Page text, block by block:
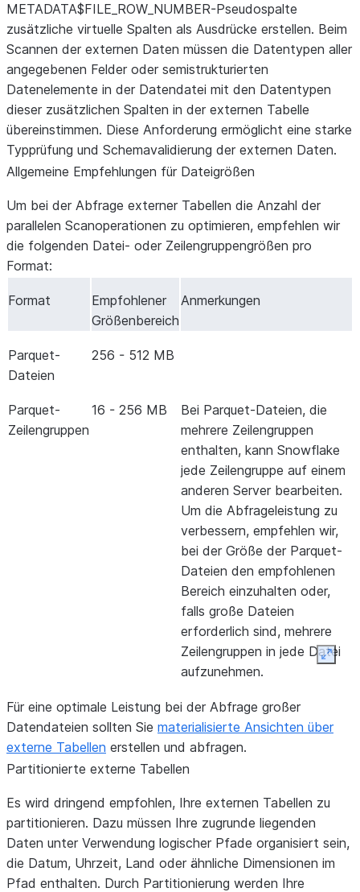
METADATA$FILE_ROW_NUMBER-Pseudospalte
zusätzliche virtuelle Spalten als Ausdrücke erstellen. Beim
Scannen der externen Daten müssen die Datentypen aller
angegebenen Felder oder semistrukturierten
Datenelemente in der Datendatei mit den Datentypen
dieser zusätzlichen Spalten in der externen Tabelle
übereinstimmen. Diese Anforderung ermöglicht eine starke
Typprüfung und Schemavalidierung der externen Daten.
Allgemeine Empfehlungen für Dateigrößen
Um bei der Abfrage externer Tabellen die Anzahl der
parallelen Scanoperationen zu optimieren, empfehlen wir
die folgenden Datei- oder Zeilengruppengrößen pro
Format:
Format
Empfohlener
Größenbereich
Anmerkungen
Parquet-
Dateien
256 - 512 MB
Parquet-
Zeilengruppen
16 - 256 MB
Bei Parquet-Dateien, die
mehrere Zeilengruppen
enthalten, kann Snowflake
jede Zeilengruppe auf einem
anderen Server bearbeiten.
Um die Abfrageleistung zu
verbessern, empfehlen wir,
bei der Größe der Parquet-
Dateien den empfohlenen
Bereich einzuhalten oder,
falls große Dateien
erforderlich sind, mehrere
Zeilengruppen in jede Datei
aufzunehmen.
Alle anderen
unterstützten
Dateiformate
16 - 256 MB
Für eine optimale Leistung bei der Abfrage großer
Datendateien sollten Sie materialisierte Ansichten über
externe Tabellen erstellen und abfragen.
Partitionierte externe Tabellen
Es wird dringend empfohlen, Ihre externen Tabellen zu
partitionieren. Dazu müssen Ihre zugrunde liegenden
Daten unter Verwendung logischer Pfade organisiert sein,
die Datum, Uhrzeit, Land oder ähnliche Dimensionen im
Pfad enthalten. Durch Partitionierung werden Ihre